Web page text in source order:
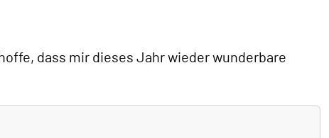
dass mir dieses Jahr wieder wunderbare